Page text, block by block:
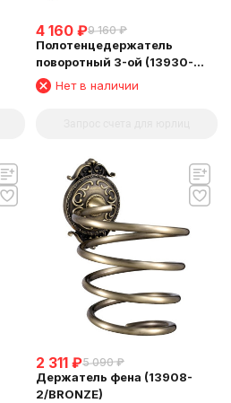
4 160 ₽9 160 ₽
Полотенцедержатель
поворотный 3-ой (13930-
3/BRONZE)
Нет в наличии
2 311 ₽5 090 ₽
Держатель фена (13908-
2/BRONZE)